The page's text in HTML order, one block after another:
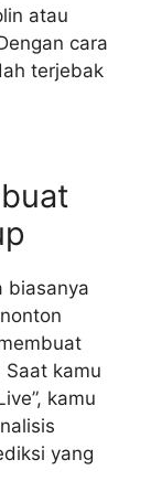
atau
cara
terjebak
biasanya
kamu
kamu
yang